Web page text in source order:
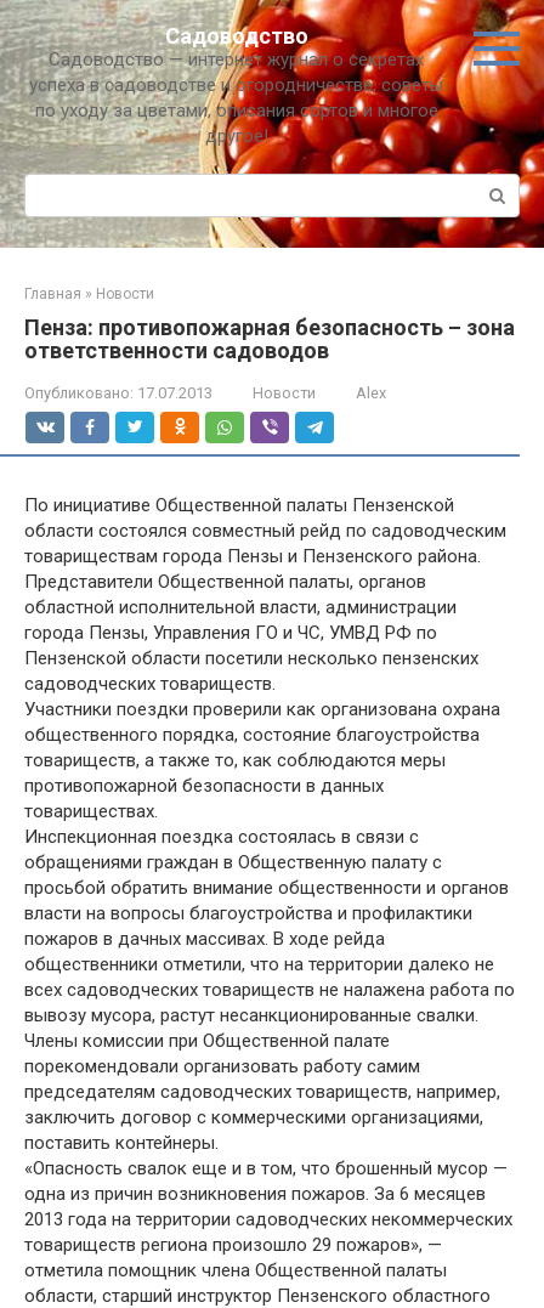
Перейти
к
контенту
Садоводство
Садоводство — интернет журнал о секретах
успеха в садоводстве и огородничестве, советы
по уходу за цветами, описания сортов и многое
другое!
Поиск:
Главная » Новости
Пенза: противопожарная безопасность – зона
ответственности садоводов
Опубликовано: 17.07.2013 Новости Alex
По инициативе Общественной палаты Пензенской
области состоялся совместный рейд по садоводческим
товариществам города Пензы и Пензенского района.
Представители Общественной палаты, органов
областной исполнительной власти, администрации
города Пензы, Управления ГО и ЧС, УМВД РФ по
Пензенской области посетили несколько пензенских
садоводческих товариществ.
Участники поездки проверили как организована охрана
общественного порядка, состояние благоустройства
товариществ, а также то, как соблюдаются меры
противопожарной безопасности в данных
товариществах.
Инспекционная поездка состоялась в связи с
обращениями граждан в Общественную палату с
просьбой обратить внимание общественности и органов
власти на вопросы благоустройства и профилактики
пожаров в дачных массивах. В ходе рейда
общественники отметили, что на территории далеко не
всех садоводческих товариществ не налажена работа по
вывозу мусора, растут несанкционированные свалки.
Члены комиссии при Общественной палате
порекомендовали организовать работу самим
председателям садоводческих товариществ, например,
заключить договор с коммерческими организациями,
поставить контейнеры.
«Опасность свалок еще и в том, что брошенный мусор —
одна из причин возникновения пожаров. За 6 месяцев
2013 года на территории садоводческих некоммерческих
товариществ региона произошло 29 пожаров», —
отметила помощник члена Общественной палаты
области, старший инструктор Пензенского областного